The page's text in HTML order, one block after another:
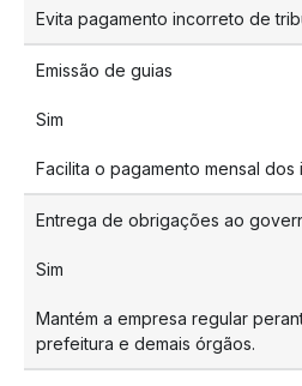
Evita pagamento incorreto de
Emissão de guias
Sim
Facilita o pagamento mensal dos
Entrega de obrigações ao
Sim
Mantém a empresa regular
prefeitura e demais órgãos.